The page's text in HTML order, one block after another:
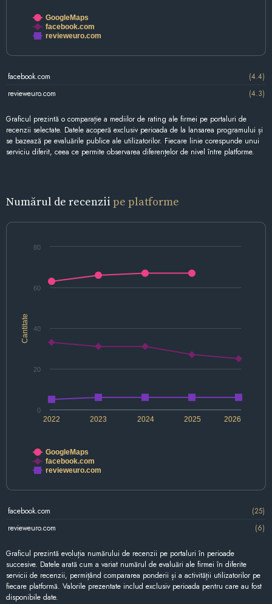
GoogleMaps
facebook.com
revieweuro.com
facebook.com
(4.4)
revieweuro.com
(4.3)
Graficul prezintă o comparație a mediilor de rating ale firmei pe portaluri de
recenzii selectate. Datele acoperă exclusiv perioada de la lansarea programului și
se bazează pe evaluările publice ale utilizatorilor. Fiecare linie corespunde unui
serviciu diferit, ceea ce permite observarea diferențelor de nivel între platforme.
Numărul de recenzii pe platforme
Cantitate
2022 2024 2026
2023 2025
0
20
40
60
80
GoogleMaps
facebook.com
revieweuro.com
facebook.com
(25)
revieweuro.com
(6)
Graficul prezintă evoluția numărului de recenzii pe portaluri în perioade
succesive. Datele arată cum a variat numărul de evaluări ale firmei în diferite
servicii de recenzii, permițând compararea ponderii și a activității utilizatorilor pe
fiecare platformă. Valorile prezentate includ exclusiv perioada pentru care au fost
disponibile date.